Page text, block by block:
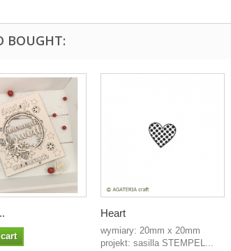
BOUGHT:
Heart
wymiary: 20mm x 20mm
projekt: sasilla STEMPEL...